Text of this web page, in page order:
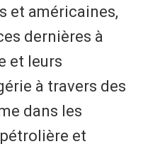
et américaines,
dernières à
et leurs
à travers des
dans les
et